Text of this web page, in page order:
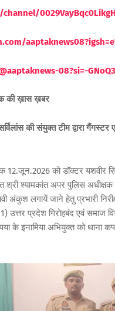
08?si=-
की ख़ास ख़बर
की संयुक्त टीम द्वारा
12.जून.2026 को डॉक्टर यशवीर
श्यामकांत अपर पुलिस अधीक्षक
अंकुश लगायें जाने हेतु प्रभारी
प्रदेश गिरोहबंद एवं समाज
के इनामिया अभियुक्त को थाना